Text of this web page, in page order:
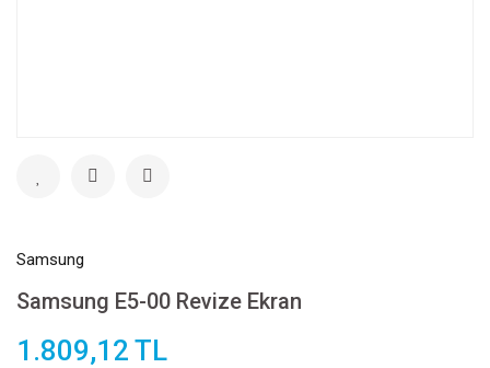
Samsung
Samsung E5-00 Revize Ekran
1.809,12 TL